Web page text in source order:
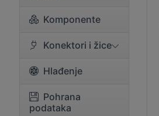
Komponente
Konektori i žice
Hlađenje
Pohrana
podataka